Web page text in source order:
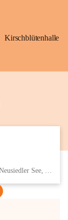
Kirschblütenhalle
Eisenstädter Straße 18, 7091 Breitenbrunn am Neusiedler See, AUT